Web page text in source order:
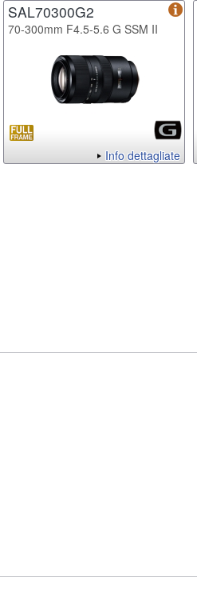
SAL70300G2
70-300mm F4.5-5.6 G SSM II
Info dettagliate